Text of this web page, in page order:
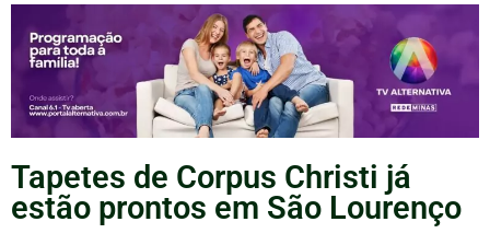
Tapetes de Corpus Christi já
estão prontos em São Lourenço